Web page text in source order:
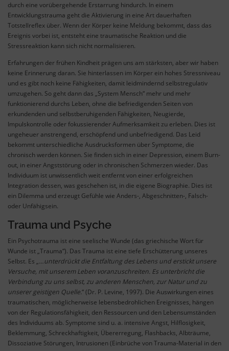
durch eine vorübergehende Erstarrung hindurch. In einem
Entwicklungstrauma geht die Aktivierung in eine Art dauerhaften
Totstellreflex über. Wenn der Körper keine Meldung bekommt, dass das
Ereignis vorbei ist, entsteht eine traumatische Reaktion und die
Stressreaktion kann sich nicht normalisieren.
Erfahrungen der frühen Kindheit prägen uns am stärksten, aber wir haben
keine Erinnerung daran. Sie hinterlassen im Körper ein hohes Stressniveau
und es gibt noch keine Fähigkeiten, damit leidmindernd selbstregulativ
umzugehen. So geht dann das „System Mensch“ mehr und mehr
funktionierend durchs Leben, ohne die befriedigenden Seiten von
erkundenden und selbstberuhigenden Fähigkeiten, Neugierde,
Impulskontrolle oder fokussierender Aufmerksamkeit zu erleben. Dies ist
ungeheuer anstrengend, erschöpfend und unbefriedigend. Das Leid
bekommt unterschiedliche Ausdrucksformen über Symptome, die
chronisch werden können. Sie finden sich in einer Depression, einem Burn-
out, in einer Angststörung oder in chronischen Schmerzen wieder. Das
Individuum ist unwissentlich weit entfernt von einer erfolgreichen
Integration dessen, was geschehen ist, in die eigene Biographie. Dies ist
ein Dilemma und erzeugt Gefühle wie Anders-, Abgeschnitten-, Falsch-
oder Unfähigsein.
Trauma und Psyche
Ein Psychotrauma ist eine seelische Wunde (das griechische Wort für
Wunde ist „Trauma“). Das Trauma ist eine tiefe Erschütterung unseres
Selbst. Es „…unterdrückt die Entfaltung des Lebens und erstickt unsere
Versuche, mit unserem Leben voranzuschreiten. Es unterbricht die
Verbindung zu uns selbst, zu anderen Menschen, zur Natur und zu
unserer geistigen Quelle.“ (Dr. P. Levine, 1997). Die Auswirkungen eines
traumatischen, möglicherweise lebensbedrohlichen Ereignisses, hängen
von der Regulationsfähigkeit, den Ressourcen und den Lebensumständen
des Individuums ab. Symptome sind u. a. intensive Angst, Hilflosigkeit,
Beklemmung, Schreckhaftigkeit, Übererregung, Flashbacks, Albträume,
Dissoziative Störungen, Intrusionen (Einbrüche von Trauma-Material in den